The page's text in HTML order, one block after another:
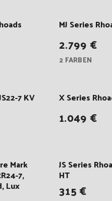
MJ Series
2.799 €
2 FARBEN
7 KV X Series
1.049 €
Mark
7,
Lux
JS Series
HT
315 €